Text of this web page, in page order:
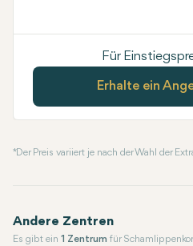
Für
Erhalte ein
* Der Preis variiert je nach der Wahl der
Andere Zentren
Es gibt ein 1 Zentrum für